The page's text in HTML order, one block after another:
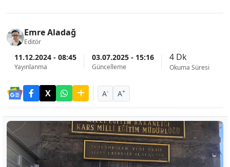
Emre Aladağ
Editör
11.12.2024 - 08:45
Yayınlanma
03.07.2025 - 15:16
Güncelleme
4 Dk
Okuma Süresi
A- A+